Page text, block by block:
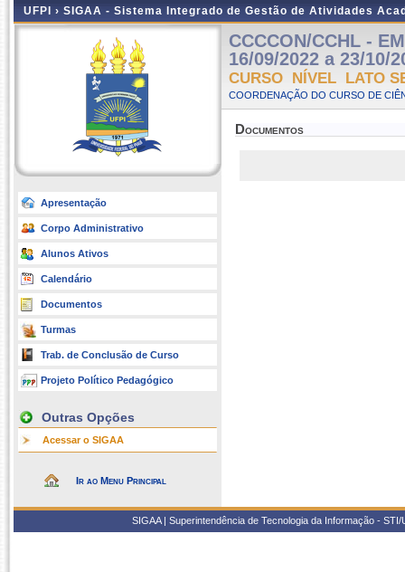
UFPI › SIGAA - Sistema Integrado de Gestão de Atividades
Apresentação
Corpo Administrativo
Alunos Ativos
Calendário
Documentos
Turmas
Trab. de Conclusão de Curso
Projeto Político Pedagógico
Outras Opções
Acessar o SIGAA
Ir ao Menu Principal
CCCCON/CCHL -
16/09/2022 a 23/10/
CURSO NÍVEL LATO
COORDENAÇÃO DO CURSO DE
Documentos
SIGAA | Superintendência de Tecnologia da Informação -